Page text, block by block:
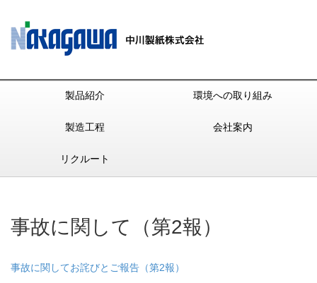
製品紹介 環境への取り組み
製造工程 会社案内
リクルート
事故に関して（第2報）
事故に関してお詫びとご報告（第2報）